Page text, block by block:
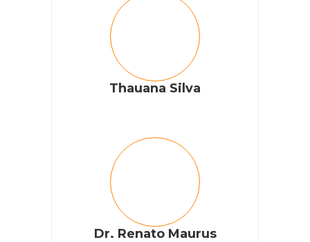
Thauana Silva
Dr. Renato Maurus